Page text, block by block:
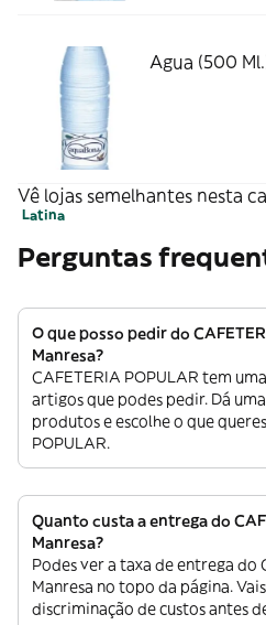
Agua (500
Vê lojas semelhantes nesta
Latina
Perguntas
O que posso pedir do
Manresa?
CAFETERIA POPULAR tem
artigos que podes pedir. Dá
produtos e escolhe o que
POPULAR.
Quanto custa a entrega do
Manresa?
Podes ver a taxa de entrega do
Manresa no topo da página.
discriminação de custos antes